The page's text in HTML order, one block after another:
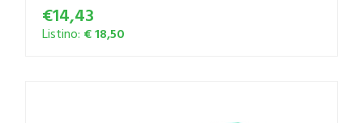
€14,43
Listino: € 18,50